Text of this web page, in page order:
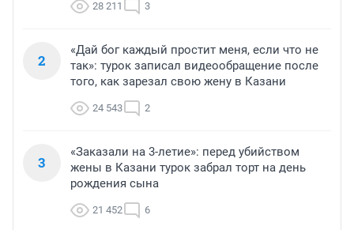
28 211 3
2
«Дай бог каждый простит меня, если что не
так»: турок записал видеообращение после
того, как зарезал свою жену в Казани
24 543 2
3
«Заказали на 3-летие»: перед убийством
жены в Казани турок забрал торт на день
рождения сына
21 452 6